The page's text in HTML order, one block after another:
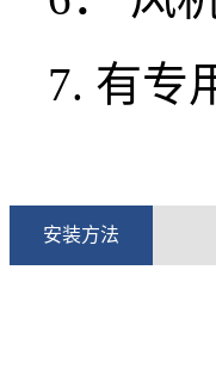
7. 有专
安装方法